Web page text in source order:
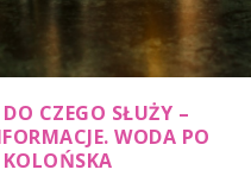
CZEGO SŁUŻY –
WODA PO